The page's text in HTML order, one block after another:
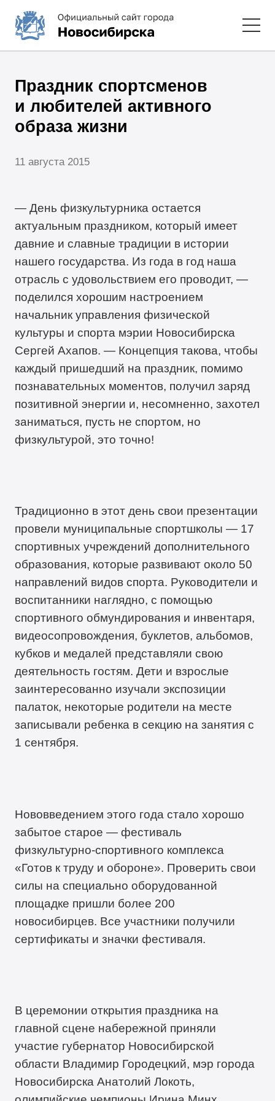
Праздник спортсменов
и любителей активного
образа жизни
11 августа 2015
— День физкультурника остается
актуальным праздником, который имеет
давние и славные традиции в истории
нашего государства. Из года в год наша
отрасль с удовольствием его проводит, —
поделился хорошим настроением
начальник управления физической
культуры и спорта мэрии Новосибирска
Сергей Ахапов. — Концепция такова, чтобы
каждый пришедший на праздник, помимо
познавательных моментов, получил заряд
позитивной энергии и, несомненно, захотел
заниматься, пусть не спортом, но
физкультурой, это точно!
Традиционно в этот день свои презентации
провели муниципальные спортшколы — 17
спортивных учреждений дополнительного
образования, которые развивают около 50
направлений видов спорта. Руководители и
воспитанники наглядно, с помощью
спортивного обмундирования и инвентаря,
видеосопровождения, буклетов, альбомов,
кубков и медалей представляли свою
деятельность гостям. Дети и взрослые
заинтересованно изучали экспозиции
палаток, некоторые родители на месте
записывали ребенка в секцию на занятия с
1 сентября.
Нововведением этого года стало хорошо
забытое старое — фестиваль
физкультурно-спортивного комплекса
«Готов к труду и обороне». Проверить свои
силы на специально оборудованной
площадке пришли более 200
новосибирцев. Все участники получили
сертификаты и значки фестиваля.
В церемонии открытия праздника на
главной сцене набережной приняли
участие губернатор Новосибирской
области Владимир Городецкий, мэр города
Новосибирска Анатолий Локоть,